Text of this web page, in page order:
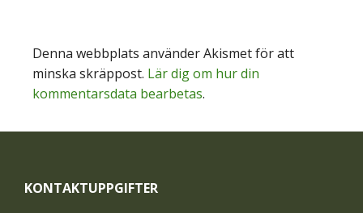
Denna webbplats använder Akismet för att
minska skräppost. Lär dig om hur din
kommentarsdata bearbetas.
KONTAKTUPPGIFTER